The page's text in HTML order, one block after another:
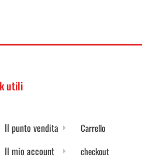
utili
Il punto vendita
Il mio account
Carrello
checkout